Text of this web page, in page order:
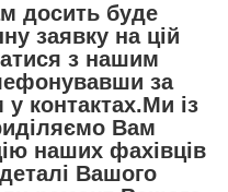
досить буде
заявку на цій
з нашим
за
контактах.Ми із
Вам
наших фахівців
Вашого